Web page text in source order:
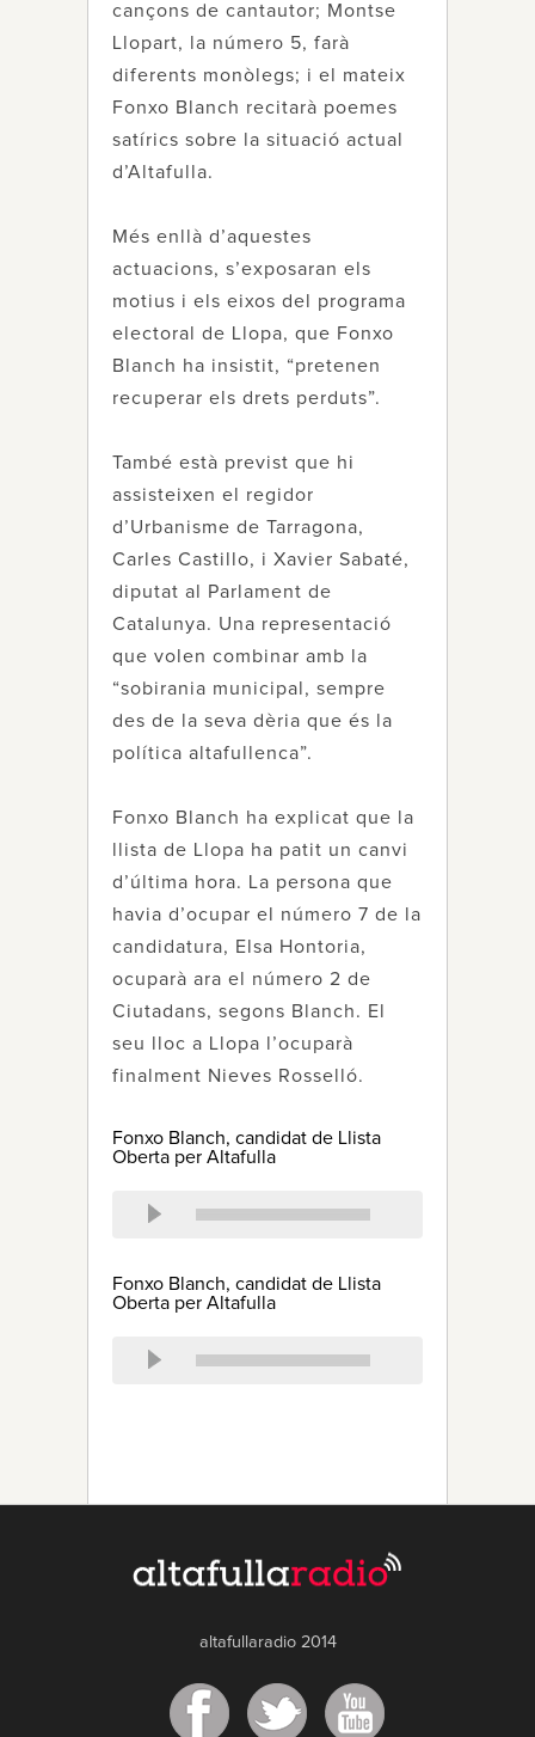
cançons de cantautor; Montse
Llopart, la número 5, farà
diferents monòlegs; i el mateix
Fonxo Blanch recitarà poemes
satírics sobre la situació actual
d’Altafulla.
Més enllà d’aquestes
actuacions, s’exposaran els
motius i els eixos del programa
electoral de Llopa, que Fonxo
Blanch ha insistit, “pretenen
recuperar els drets perduts”.
També està previst que hi
assisteixen el regidor
d’Urbanisme de Tarragona,
Carles Castillo, i Xavier Sabaté,
diputat al Parlament de
Catalunya. Una representació
que volen combinar amb la
“sobirania municipal, sempre
des de la seva dèria que és la
política altafullenca”.
Fonxo Blanch ha explicat que la
llista de Llopa ha patit un canvi
d’última hora. La persona que
havia d’ocupar el número 7 de la
candidatura, Elsa Hontoria,
ocuparà ara el número 2 de
Ciutadans, segons Blanch. El
seu lloc a Llopa l’ocuparà
finalment Nieves Rosselló.
Fonxo Blanch, candidat de Llista
Oberta per Altafulla
Fonxo Blanch, candidat de Llista
Oberta per Altafulla
altafullaradio 2014